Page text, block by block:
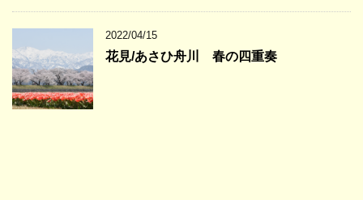
2022/04/15
花見/あさひ舟川 春の四重奏